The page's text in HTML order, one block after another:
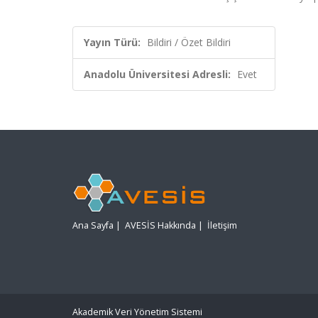
Yayın Türü: Bildiri / Özet Bildiri
Anadolu Üniversitesi Adresli: Evet
Ana Sayfa | AVESİS Hakkında | İletişim
Akademik Veri Yönetim Sistemi